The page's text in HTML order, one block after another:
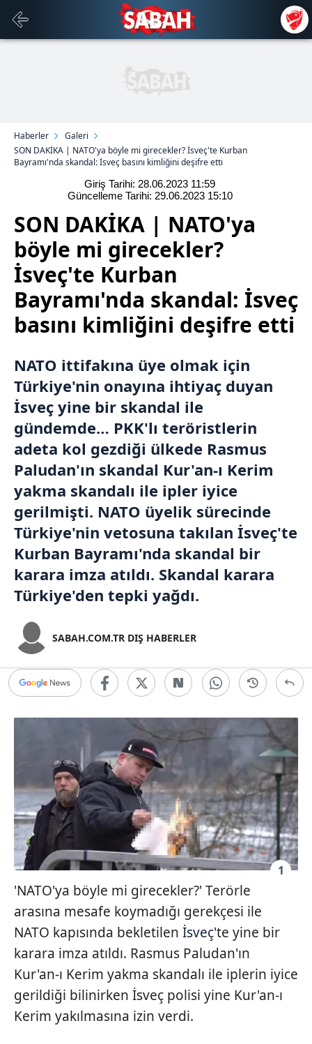
Haberler
Galeri
SON DAKİKA | NATO'ya böyle mi girecekler? İsveç'te Kurban
Bayramı'nda skandal: İsveç basını kimliğini deşifre etti
Giriş Tarihi: 28.06.2023 11:59
Güncelleme Tarihi: 29.06.2023 15:10
SON DAKİKA | NATO'ya
böyle mi girecekler?
İsveç'te Kurban
Bayramı'nda skandal: İsveç
basını kimliğini deşifre etti
NATO ittifakına üye olmak için
Türkiye'nin onayına ihtiyaç duyan
İsveç yine bir skandal ile
gündemde… PKK'lı teröristlerin
adeta kol gezdiği ülkede Rasmus
Paludan'ın skandal Kur'an-ı Kerim
yakma skandalı ile ipler iyice
gerilmişti. NATO üyelik sürecinde
Türkiye'nin vetosuna takılan İsveç'te
Kurban Bayramı'nda skandal bir
karara imza atıldı. Skandal karara
Türkiye'den tepki yağdı.
SABAH.COM.TR DIŞ HABERLER
1
'NATO'ya böyle mi girecekler?' Terörle
arasına mesafe koymadığı gerekçesi ile
NATO kapısında bekletilen İsveç'te yine bir
karara imza atıldı. Rasmus Paludan'ın
Kur'an-ı Kerim yakma skandalı ile iplerin iyice
gerildiği bilinirken İsveç polisi yine Kur'an-ı
Kerim yakılmasına izin verdi.